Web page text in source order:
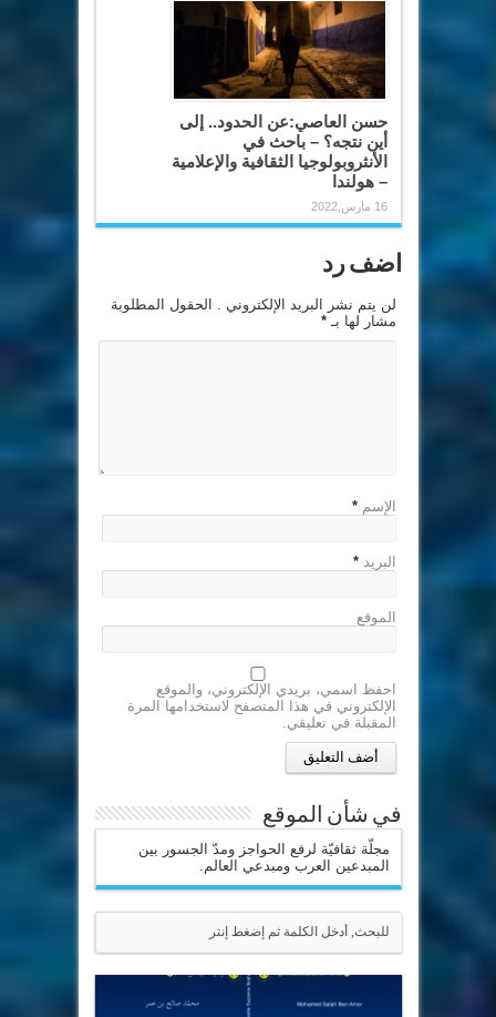
حسن العاصي:عن الحدود.. إلى
أين نتجه؟ – باحث في
الأنثروبولوجيا الثقافية والإعلامية
– هولندا
16 مارس,2022
اضف رد
لن يتم نشر البريد الإلكتروني . الحقول المطلوبة
مشار لها بـ*
الإسم *
البريد *
الموقع
احفظ اسمي، بريدي الإلكتروني، والموقع
الإلكتروني في هذا المتصفح لاستخدامها المرة
المقبلة في تعليقي.
في شأن الموقع
مجلّة ثقافيّة لرفع الحواجز ومدّ الجسور بين
المبدعين العرب ومبدعي العالم.